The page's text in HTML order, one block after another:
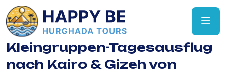
Kleingruppen-Tagesausflug
nach Kairo & Gizeh von